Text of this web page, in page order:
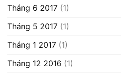
Tháng 6 2017 (1)
Tháng 5 2017 (1)
Tháng 1 2017 (1)
Tháng 12 2016 (1)